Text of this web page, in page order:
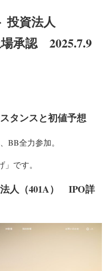
投資法人
場承認 2025.7.9
タンスと初値予想
BB全力参加。
です。
人（401A） IPO詳